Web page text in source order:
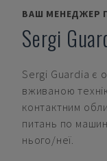
ВАШ МЕНЕДЖЕР
Sergi
Sergi Guardia є
вживаною
контактним
питань по
нього/неї.